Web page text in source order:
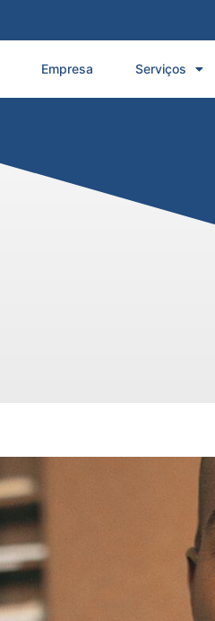
Empresa Serviços